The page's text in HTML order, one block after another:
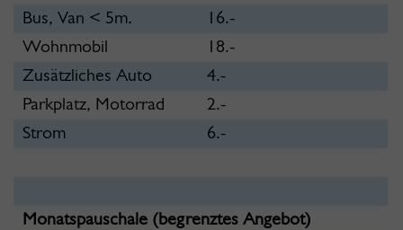
Bus, Van < 5m.
16.-
Wohnmobil
18.-
Zusätzliches Auto
4.-
Parkplatz, Motorrad
2.-
Strom
6.-
Monatspauschale (begrenztes Angebot)